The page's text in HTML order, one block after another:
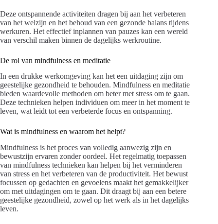
Deze ontspannende activiteiten dragen bij aan het verbeteren
van het welzijn en het behoud van een gezonde balans tijdens
werkuren. Het effectief inplannen van pauzes kan een wereld
van verschil maken binnen de dagelijks werkroutine.
De rol van mindfulness en meditatie
In een drukke werkomgeving kan het een uitdaging zijn om
geestelijke gezondheid te behouden. Mindfulness en meditatie
bieden waardevolle methoden om beter met stress om te gaan.
Deze technieken helpen individuen om meer in het moment te
leven, wat leidt tot een verbeterde focus en ontspanning.
Wat is mindfulness en waarom het helpt?
Mindfulness is het proces van volledig aanwezig zijn en
bewustzijn ervaren zonder oordeel. Het regelmatig toepassen
van mindfulness technieken kan helpen bij het verminderen
van stress en het verbeteren van de productiviteit. Het bewust
focussen op gedachten en gevoelens maakt het gemakkelijker
om met uitdagingen om te gaan. Dit draagt bij aan een betere
geestelijke gezondheid, zowel op het werk als in het dagelijks
leven.